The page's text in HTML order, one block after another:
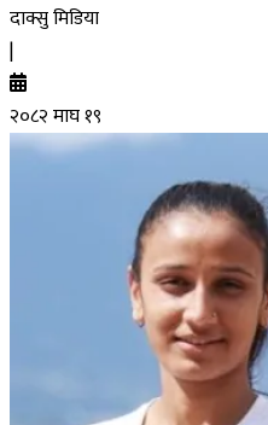
दाक्सु मिडिया
|
२०८२ माघ १९